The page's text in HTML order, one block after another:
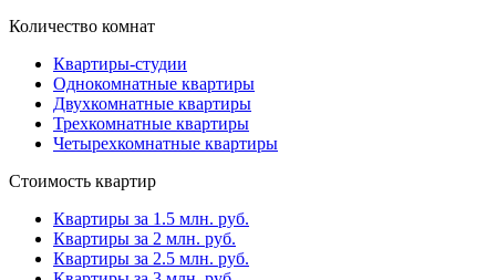
Количество комнат
Квартиры-студии
Однокомнатные квартиры
Двухкомнатные квартиры
Трехкомнатные квартиры
Четырехкомнатные квартиры
Стоимость квартир
Квартиры за 1.5 млн. руб.
Квартиры за 2 млн. руб.
Квартиры за 2.5 млн. руб.